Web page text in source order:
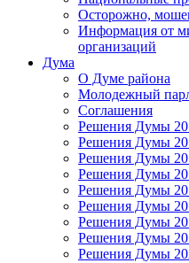
Осторожно,
Информация от
организаций
Дума
О Думе района
Молодежный
Соглашения
Решения Думы
Решения Думы
Решения Думы
Решения Думы
Решения Думы
Решения Думы
Решения Думы
Решения Думы
Решения Думы